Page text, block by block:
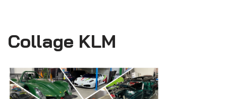
Collage KLM